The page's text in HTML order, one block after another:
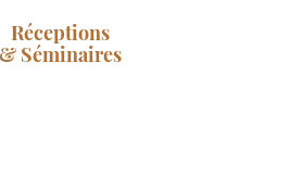
Réceptions
& Séminaires